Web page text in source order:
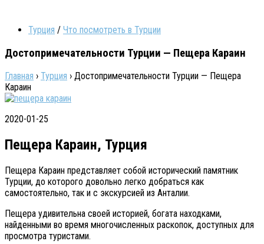
Турция / Что посмотреть в Турции
Достопримечательности Турции — Пещера Караин
Главная › Турция › Достопримечательности Турции — Пещера
Караин
2020-01-25
Пещера Караин, Турция
Пещера Караин представляет собой исторический памятник
Турции, до которого довольно легко добраться как
самостоятельно, так и с экскурсией из Анталии.
Пещера удивительна своей историей, богата находками,
найденными во время многочисленных раскопок, доступных для
просмотра туристами.